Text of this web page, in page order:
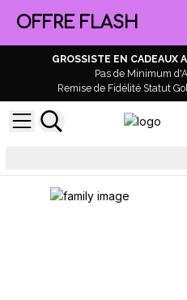
OFFRE FLASH
GROSSISTE EN CADEAUX
Pas de Minimum
Remise de Fidélité Statut